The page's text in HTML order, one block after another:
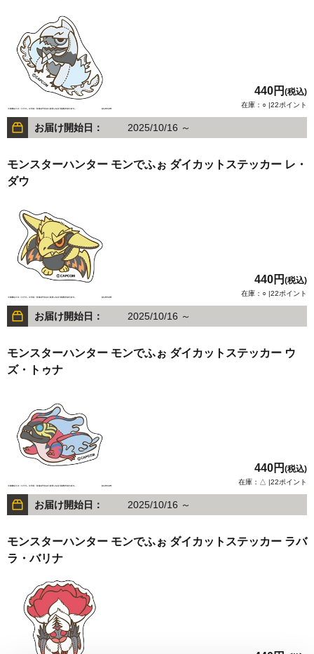
440円 (税込)
在庫：○ |22ポイント
お届け開始日： 2025/10/16 ～
モンスターハンター モンでふぉ ダイカットステッカー レ・
ダウ
440円 (税込)
在庫：○ |22ポイント
お届け開始日： 2025/10/16 ～
モンスターハンター モンでふぉ ダイカットステッカー ウ
ズ・トゥナ
440円 (税込)
在庫：△ |22ポイント
お届け開始日： 2025/10/16 ～
モンスターハンター モンでふぉ ダイカットステッカー ラバ
ラ・バリナ